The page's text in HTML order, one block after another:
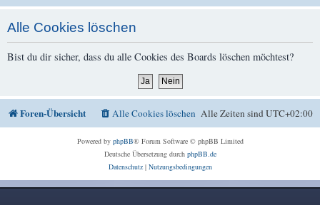
Alle Cookies löschen
Bist du dir sicher, dass du alle Cookies des Boards löschen möchtest?
Foren-Übersicht Alle Zeiten sindUTC+02:00
Alle Cookies löschen
Powered by phpBB® Forum Software © phpBB Limited
Deutsche Übersetzung durch phpBB.de
Datenschutz| Nutzungsbedingungen